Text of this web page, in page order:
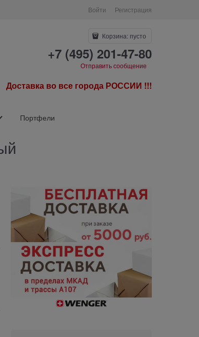
Войти Регистрация
Корзина: пусто
+7 (495) 201-47-80
Отправить сообщение
Доставка во все города РОССИИ !!!
Портфели